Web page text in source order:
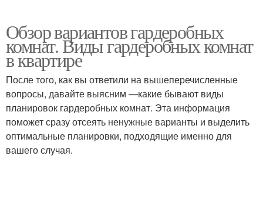
Обзор вариантов гардеробных
комнат. Виды гардеробных комнат
в квартире
После того, как вы ответили на вышеперечисленные
вопросы, давайте выясним —какие бывают виды
планировок гардеробных комнат. Эта информация
поможет сразу отсеять ненужные варианты и выделить
оптимальные планировки, подходящие именно для
вашего случая.